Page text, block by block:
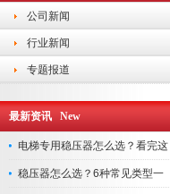
公司新闻
行业新闻
专题报道
最新资讯 New
电梯专用稳压器怎么选？看完这
稳压器怎么选？6种常见类型一